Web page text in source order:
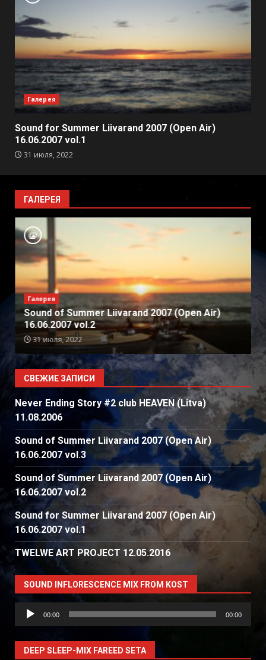
Галерея
Sound for Summer Liivarand 2007 (Open Air)
16.06.2007 vol.1
31 июля, 2022
ГАЛЕРЕЯ
Галерея
Sound of Summer Liivarand 2007 (Open Air)
16.06.2007 vol.2
31 июля, 2022
СВЕЖИЕ ЗАПИСИ
Never Ending Story #2 club HEAVEN (Litva)
11.08.2006
Sound of Summer Liivarand 2007 (Open Air)
16.06.2007 vol.3
Sound of Summer Liivarand 2007 (Open Air)
16.06.2007 vol.2
Sound for Summer Liivarand 2007 (Open Air)
16.06.2007 vol.1
TWELWE ART PROJECT 12.05.2016
SOUND INFLORESCENCE MIX FROM KOST
Аудиоплеер
00:00 00:00
DEEP SLEEP-MIX FAREED SETA